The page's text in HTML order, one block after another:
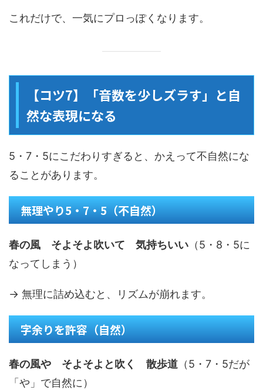
これだけで、一気にプロっぽくなります。
【コツ7】「音数を少しズラす」と自
然な表現になる
5・7・5にこだわりすぎると、かえって不自然にな
ることがあります。
無理やり5・7・5（不自然）
春の風 そよそよ吹いて 気持ちいい （5・8・5に
なってしまう）
→ 無理に詰め込むと、リズムが崩れます。
字余りを許容（自然）
春の風や そよそよと吹く 散歩道 （5・7・5だが
「や」で自然に）